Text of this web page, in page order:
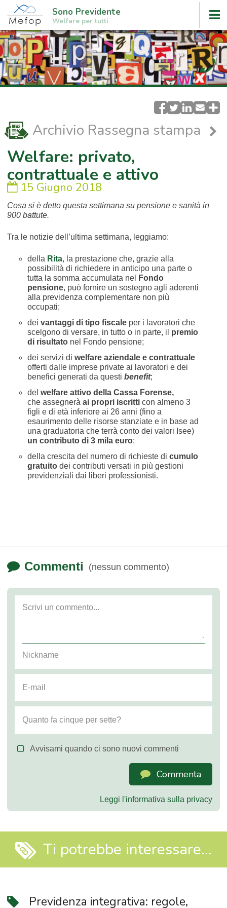
Sono Previdente
Welfare per tutti
Archivio Rassegna stampa
Welfare: privato,
contrattuale e attivo
15 Giugno 2018
Cosa si è detto questa settimana su pensione e sanità in
900 battute.
Tra le notizie dell’ultima settimana, leggiamo:
della Rita, la prestazione che, grazie alla
possibilità di richiedere in anticipo una parte o
tutta la somma accumulata nel
Fondo
pensione, può fornire un sostegno agli aderenti
alla previdenza complementare non più
occupati;
dei vantaggi di tipo fiscaleper i lavoratori che
scelgono di versare, in tutto o in parte, il premio
di risultatonel Fondo pensione;
dei servizi di welfare aziendale e contrattuale
offerti dalle imprese private ai lavoratori e dei
benefici generati da questi benefit;
del welfare attivo della Cassa Forense,
che assegnerà ai propri iscritti con almeno 3
figli e di età inferiore ai 26 anni (fino a
esaurimento delle risorse stanziate e in base ad
una graduatoria che terrà conto dei valori Isee)
un contributo di 3 mila euro;
della crescita del numero di richieste di cumulo
gratuitodei contributi versati in più gestioni
previdenziali dai liberi professionisti.
Commenti (nessun commento)
Avvisami quando ci sono nuovi commenti
Commenta
Leggi l'informativa sulla privacy
Ti potrebbe interessare...
Previdenza integrativa: regole,